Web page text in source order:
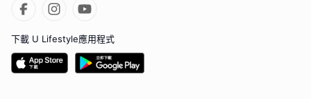
下載 U Lifestyle應用程式